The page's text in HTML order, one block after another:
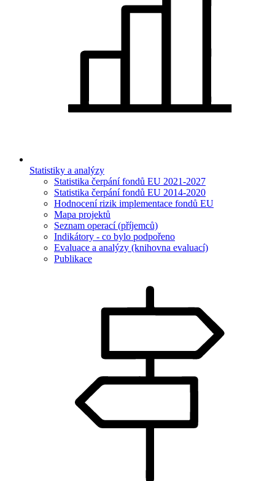
Statistiky a analýzy
Statistika čerpání fondů EU 2021-2027
Statistika čerpání fondů EU 2014-2020
Hodnocení rizik implementace fondů EU
Mapa projektů
Seznam operací (příjemců)
Indikátory - co bylo podpořeno
Evaluace a analýzy (knihovna evaluací)
Publikace